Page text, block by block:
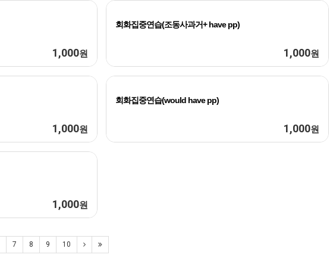
1,000원
회화집중연습(조동사과거+ have pp)
1,000원
1,000원
회화집중연습(would have pp)
1,000원
1,000원
7 8 9 10